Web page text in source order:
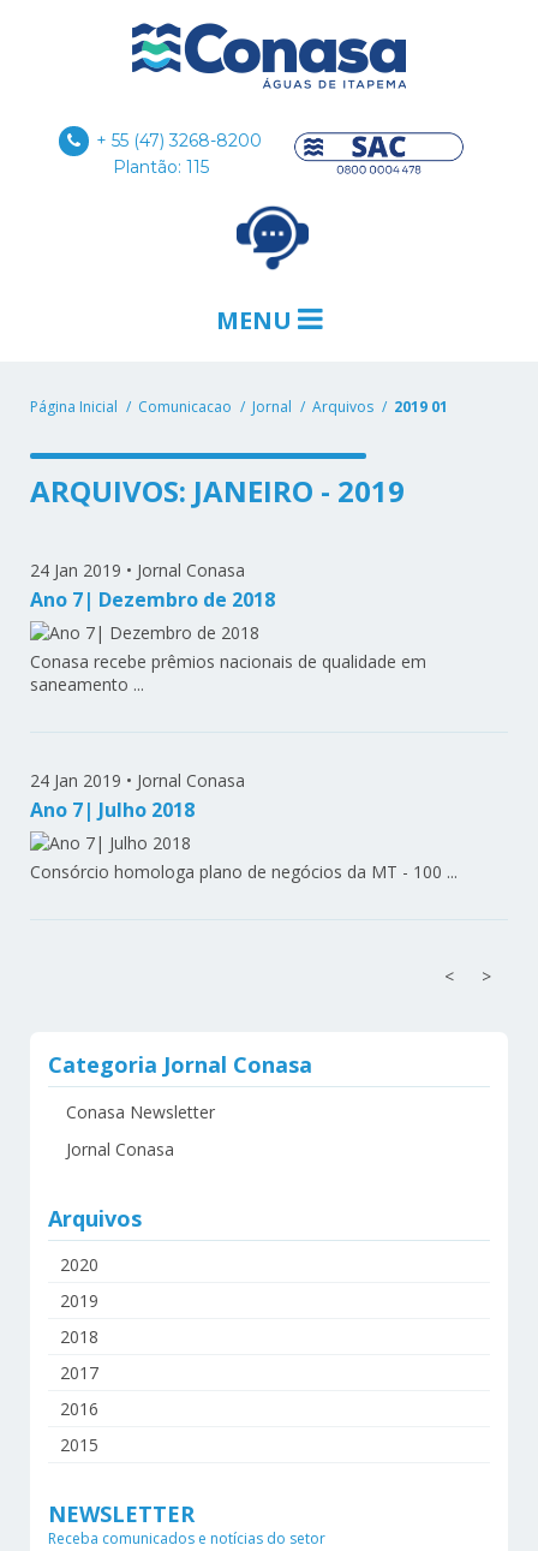
+ 55 (47) 3268-8200
Plantão: 115
MENU
Página Inicial Comunicacao Jornal Arquivos 2019 01
ARQUIVOS: JANEIRO - 2019
24 Jan 2019 • Jornal Conasa
Ano 7| Dezembro de 2018
Conasa recebe prêmios nacionais de qualidade em
saneamento ...
24 Jan 2019 • Jornal Conasa
Ano 7| Julho 2018
Consórcio homologa plano de negócios da MT - 100 ...
< >
Categoria Jornal Conasa
Conasa Newsletter
Jornal Conasa
Arquivos
2020
2019
2018
2017
2016
2015
NEWSLETTER
Receba comunicados e notícias do setor